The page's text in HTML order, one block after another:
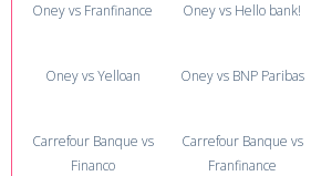
Oney vs Franfinance Oney vs Hello bank!
Oney vs Yelloan Oney vs BNP Paribas
Carrefour Banque vs
Financo
Carrefour Banque vs
Franfinance